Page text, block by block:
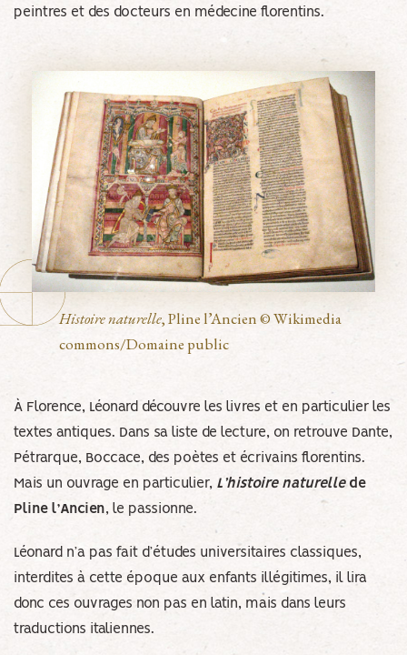
peintres et des docteurs en médecine florentins.
À Florence, Léonard découvre les livres et en particulier les
textes antiques. Dans sa liste de lecture, on retrouve Dante,
Pétrarque, Boccace, des poètes et écrivains florentins.
Mais un ouvrage en particulier, L’histoire naturellede
Pline l’Ancien, le passionne.
Léonard n’a pas fait d’études universitaires classiques,
interdites à cette époque aux enfants illégitimes, il lira
donc ces ouvrages non pas en latin, mais dans leurs
traductions italiennes.
Histoire naturelle, Pline l’Ancien © Wikimedia
commons/Domaine public